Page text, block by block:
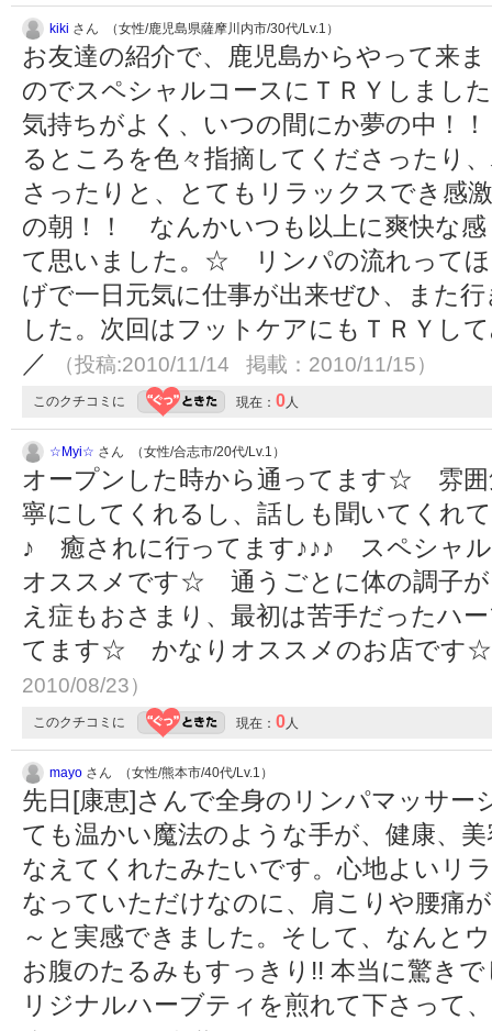
kiki さん （女性/鹿児島県薩摩川内市/30代/Lv.1）
お友達の紹介で、鹿児島からやって
のでスペシャルコースにＴＲＹしまし
気持ちがよく、いつの間にか夢の中！
るところを色々指摘してくださったり
さったりと、とてもリラックスでき感
の朝！！ なんかいつも以上に爽快な感
て思いました。☆ リンパの流れって
げで一日元気に仕事が出来ぜひ、また
した。次回はフットケアにもＴＲＹし
／
（投稿:2010/11/14 掲載：2010/11/15）
このクチコミに 現在： 0人
☆Myi☆ さん （女性/合志市/20代/Lv.1）
オープンした時から通ってます☆ 雰囲
寧にしてくれるし、話しも聞いてくれ
♪ 癒されに行ってます♪♪♪ スペシャ
オススメです☆ 通うごとに体の調子が
え症もおさまり、最初は苦手だったハ
てます☆ かなりオススメのお店です
2010/08/23）
このクチコミに 現在： 0人
mayo さん （女性/熊本市/40代/Lv.1）
先日[康恵]さんで全身のリンパマッサー
ても温かい魔法のような手が、健康、
なえてくれたみたいです。心地よいリ
なっていただけなのに、肩こりや腰痛
～と実感できました。そして、なんと
お腹のたるみもすっきり!! 本当に驚き
リジナルハーブティを煎れて下さって